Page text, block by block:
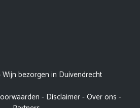
Wijn bezorgen in Duivendrecht
- Disclaimer-Over ons -